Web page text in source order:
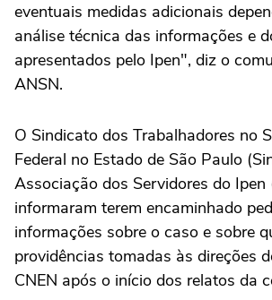
eventuais medidas adicionais
análise técnica das informações e
apresentados pelo Ipen", diz o
ANSN.
O Sindicato dos Trabalhadores no
Federal no Estado de São Paulo
Associação dos Servidores do Ipen
informaram terem encaminhado
informações sobre o caso e sobre
providências tomadas às direções
CNEN após o início dos relatos da